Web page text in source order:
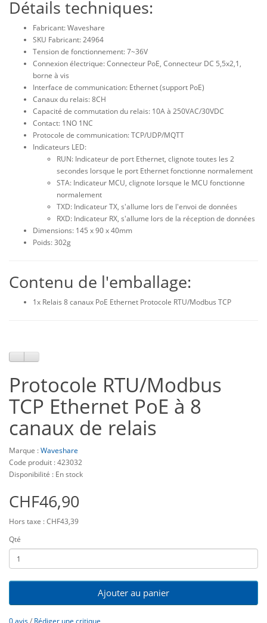
Détails techniques:
Fabricant: Waveshare
SKU Fabricant: 24964
Tension de fonctionnement: 7~36V
Connexion électrique: Connecteur PoE, Connecteur DC 5,5x2,1,
borne à vis
Interface de communication: Ethernet (support PoE)
Canaux du relais: 8CH
Capacité de commutation du relais: 10A à 250VAC/30VDC
Contact: 1NO 1NC
Protocole de communication: TCP/UDP/MQTT
Indicateurs LED:
RUN: Indicateur de port Ethernet, clignote toutes les 2
secondes lorsque le port Ethernet fonctionne normalement
STA: Indicateur MCU, clignote lorsque le MCU fonctionne
normalement
TXD: Indicateur TX, s'allume lors de l'envoi de données
RXD: Indicateur RX, s'allume lors de la réception de données
Dimensions: 145 x 90 x 40mm
Poids: 302g
Contenu de l'emballage:
1x Relais 8 canaux PoE Ethernet Protocole RTU/Modbus TCP
Protocole RTU/Modbus
TCP Ethernet PoE à 8
canaux de relais
Marque :Waveshare
Code produit : 423032
Disponibilité : En stock
CHF46,90
Hors taxe : CHF43,39
Qté
Ajouter au panier
0 avis/ Rédiger une critique